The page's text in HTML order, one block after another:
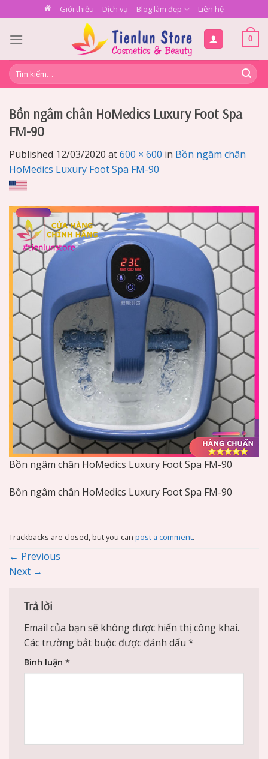
to
content
Giới thiệu Dịch vụ Blog làm đẹp Liên hệ
0
Tìm
kiếm:
Bồn ngâm chân HoMedics Luxury Foot Spa
FM-90
Published 12/03/2020 at600 × 600 in Bồn ngâm chân
HoMedics Luxury Foot Spa FM-90
Bồn ngâm chân HoMedics Luxury Foot Spa FM-90
Bồn ngâm chân HoMedics Luxury Foot Spa FM-90
Trackbacks are closed, but you can post a comment.
← Previous
Next →
Trả lời
Email của bạn sẽ không được hiển thị công khai.
Các trường bắt buộc được đánh dấu *
Bình luận *